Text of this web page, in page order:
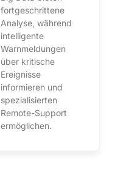
fortgeschrittene
Analyse, während
intelligente
Warnmeldungen
über kritische
Ereignisse
informieren und
spezialisierten
Remote-Support
ermöglichen.